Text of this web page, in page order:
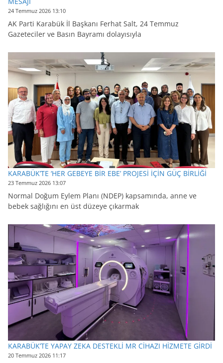
24 Temmuz 2026 13:10
AK Parti Karabük İl Başkanı Ferhat Salt, 24 Temmuz
Gazeteciler ve Basın Bayramı dolayısıyla
KARABÜK’TE ‘HER GEBEYE BİR EBE’ PROJESİ İÇİN GÜÇ BİRLİĞİ
23 Temmuz 2026 13:07
Normal Doğum Eylem Planı (NDEP) kapsamında, anne ve
bebek sağlığını en üst düzeye çıkarmak
KARABÜK’TE YAPAY ZEKA DESTEKLİ MR CİHAZI HİZMETE GİRDİ
20 Temmuz 2026 11:17